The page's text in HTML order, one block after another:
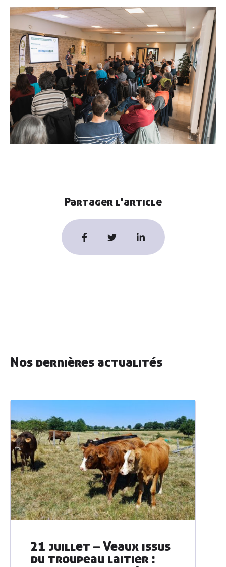
Partager l'article
Nos dernières actualités
21 juillet – Veaux issus
du troupeau laitier :
DécouvrirAGRIBIO
Agriculteurs& agricultrices
Professionnelsde l’alimentation